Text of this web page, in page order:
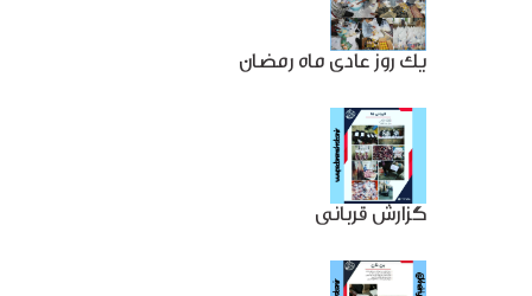
یک روز عادی ماه رمضان
گزارش قربانی